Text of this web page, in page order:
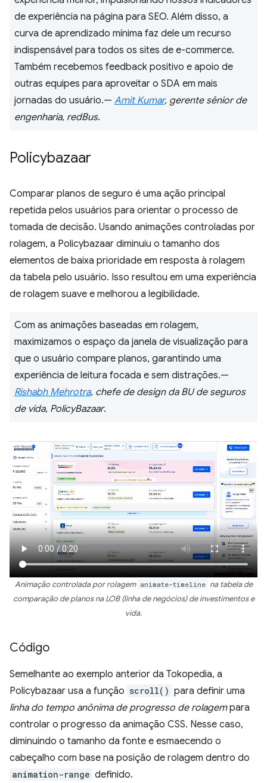
de experiência na página para SEO. Além disso, a
curva de aprendizado mínima faz dele um recurso
indispensável para todos os sites de e-commerce.
Também recebemos feedback positivo e apoio de
outras equipes para aproveitar o SDA em mais
jornadas do usuário.— Amit Kumar, gerente sênior de
engenharia, redBus.
Policybazaar
Comparar planos de seguro é uma ação principal
repetida pelos usuários para orientar o processo de
tomada de decisão. Usando animações controladas por
rolagem, a Policybazaar diminuiu o tamanho dos
elementos de baixa prioridade em resposta à rolagem
da tabela pelo usuário. Isso resultou em uma experiência
de rolagem suave e melhorou a legibilidade.
Com as animações baseadas em rolagem,
maximizamos o espaço da janela de visualização para
que o usuário compare planos, garantindo uma
experiência de leitura focada e sem distrações.—
Rishabh Mehrotra, chefe de design da BU de seguros
de vida, PolicyBazaar.
Animação controlada por rolagem animate-timeline na tabela de
comparação de planos na LOB (linha de negócios) de investimentos e
vida.
Código
Semelhante ao exemplo anterior da Tokopedia, a
Policybazaar usa a função scroll() para definir uma
linha do tempo anônima de progresso de rolagempara
controlar o progresso da animação CSS. Nesse caso,
diminuindo o tamanho da fonte e esmaecendo o
cabeçalho com base na posição de rolagem dentro do
animation-range definido.